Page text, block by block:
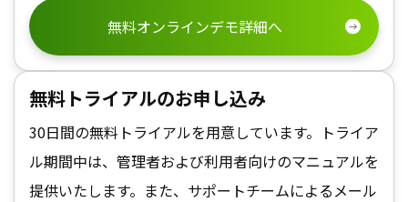
無料オンラインデモ詳細へ
無料トライアルのお申し込み
30日間の無料トライアルを用意しています。トライア
ル期間中は、管理者および利用者向けのマニュアルを
提供いたします。また、サポートチームによるメール